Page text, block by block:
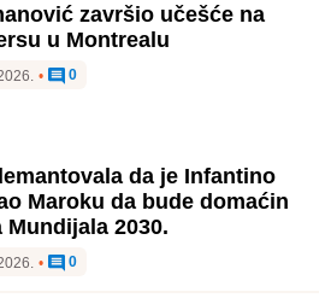
završio učešće na
u Montrealu
• 0
da je Infantino
Maroku da bude domaćin
Mundijala 2030.
• 0